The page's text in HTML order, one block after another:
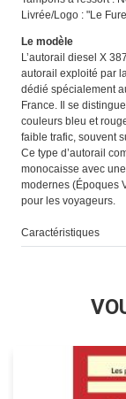
Livrée/Logo : "Le
Le modèle
L’autorail diesel X
autorail exploité par
dédié spécialement
France. Il se
couleurs bleu et
faible trafic, souvent
Ce type d’autorail
monocaisse avec
modernes (Époques
pour les voyageurs.
Caractéristiques